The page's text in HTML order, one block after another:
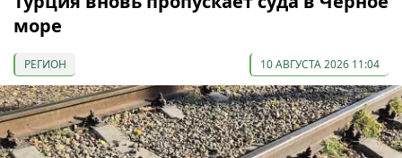
море
РЕГИОН 10 АВГУСТА 2026 11:04